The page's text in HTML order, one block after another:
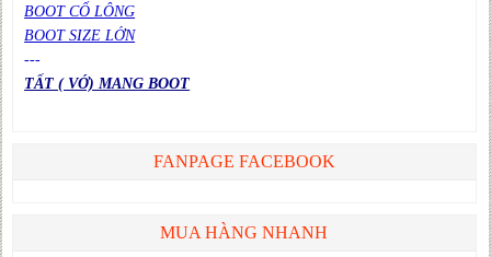
BOOT CỔ LÔNG
BOOT SIZE LỚN
---
TẤT ( VỚ) MANG BOOT
FANPAGE FACEBOOK
MUA HÀNG NHANH